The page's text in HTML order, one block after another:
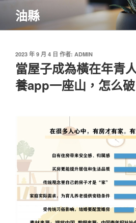
主
油縣
發
佈
於
2023 年 9 月 4 日 作者: ADMIN
當屋子成為橫在年青
養app一座山，怎么破